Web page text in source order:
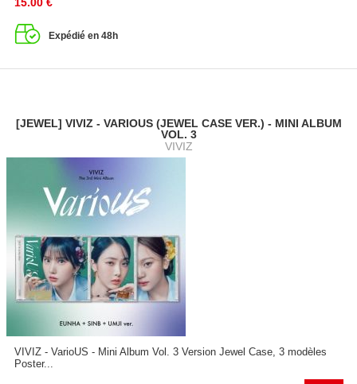
Expédié en 48h
[JEWEL] VIVIZ - VARIOUS (JEWEL CASE VER.) - MINI ALBUM
VOL. 3
VIVIZ
VIVIZ - VarioUS - Mini Album Vol. 3 Version Jewel Case, 3 modèles
Poster...